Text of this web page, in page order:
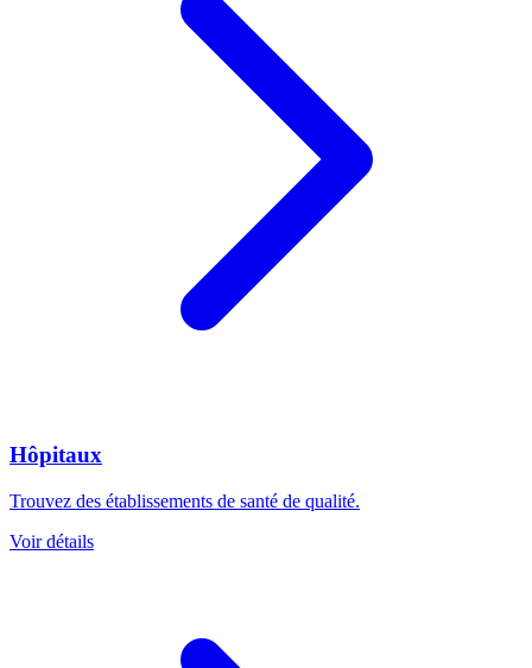
Hôpitaux
Trouvez des établissements de santé de qualité.
Voir détails